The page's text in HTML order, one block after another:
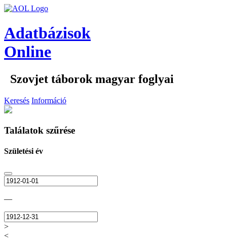
Adatbázisok
Online
Szovjet táborok magyar foglyai
Keresés Információ
Találatok szűrése
Születési év
—
>
<